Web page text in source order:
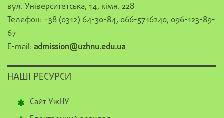
вул. Університетська, 14, кімн. 228
Телефон: +38 (0312) 64-30-84, 066-5716240, 096-123-89-
67
E-mail: admission@uzhnu.edu.ua
НАШІ РЕСУРСИ
Сайт УжНУ